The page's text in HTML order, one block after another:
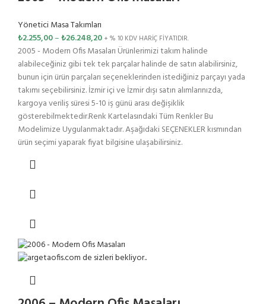
Yönetici Masa Takımları
₺2.255,00–₺26.248,20 + % 10 KDV HARİÇ FİYATIDIR.
2005 - Modern Ofis Masaları Ürünlerimizi takım halinde
alabileceğiniz gibi tek tek parçalar halinde de satın alabilirsiniz,
bunun için ürün parçaları seçeneklerinden istediğiniz parçayı yada
takımı seçebilirsiniz. İzmir içi ve İzmir dışı satın alımlarınızda,
kargoya veriliş süresi 5-10 iş günü arası değişiklik
gösterebilmektedir.Renk Kartelasındaki Tüm Renkler Bu
Modelimize Uygulanmaktadır. Aşağıdaki SEÇENEKLER kısmından
ürün seçimi yaparak fiyat bilgisine ulaşabilirsiniz.